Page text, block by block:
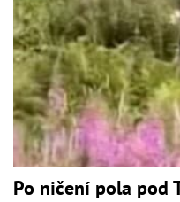
Po ničení pola pod